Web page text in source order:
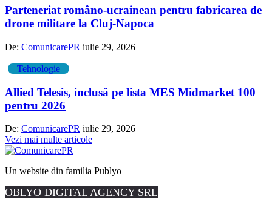
Parteneriat româno-ucrainean pentru fabricarea de
drone militare la Cluj-Napoca
De: ComunicarePR iulie 29, 2026
Tehnologie
Allied Telesis, inclusă pe lista MES Midmarket 100
pentru 2026
De: ComunicarePR iulie 29, 2026
Vezi mai multe articole
Un website din familia Publyo
OBLYO DIGITAL AGENCY SRL